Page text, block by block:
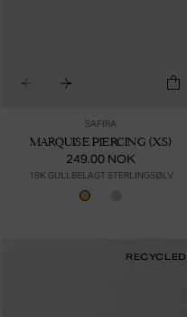
SAFIRA
MARQUISE PIERCING (XS)
249.00 NOK
18K GULLBELAGT STERLINGSØLV
RECYCLED